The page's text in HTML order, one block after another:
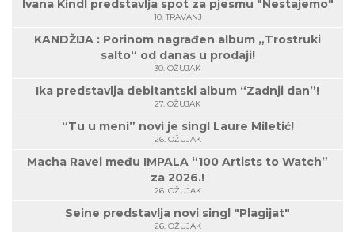
Ivana Kindl predstavlja spot za pjesmu "Nestajemo"
10. TRAVANJ
KANDŽIJA : Porinom nagrađen album „Trostruki
salto“ od danas u prodaji!
30. OŽUJAK
Ika predstavlja debitantski album “Zadnji dan”!
27. OŽUJAK
“Tu u meni” novi je singl Laure Miletić!
26. OŽUJAK
Macha Ravel među IMPALA “100 Artists to Watch”
za 2026.!
26. OŽUJAK
Seine predstavlja novi singl "Plagijat"
26. OŽUJAK